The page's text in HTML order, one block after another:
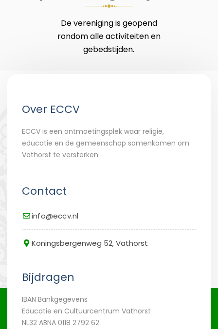
De vereniging is geopend
rondom alle activiteiten en
gebedstijden.
Over ECCV
ECCV is een ontmoetingsplek waar religie,
educatie en de gemeenschap samenkomen om
Vathorst te versterken.
Contact
info@eccv.nl
Koningsbergenweg 52, Vathorst
Bijdragen
IBAN Bankgegevens
Educatie en Cultuurcentrum Vathorst
NL32 ABNA 0118 2792 62